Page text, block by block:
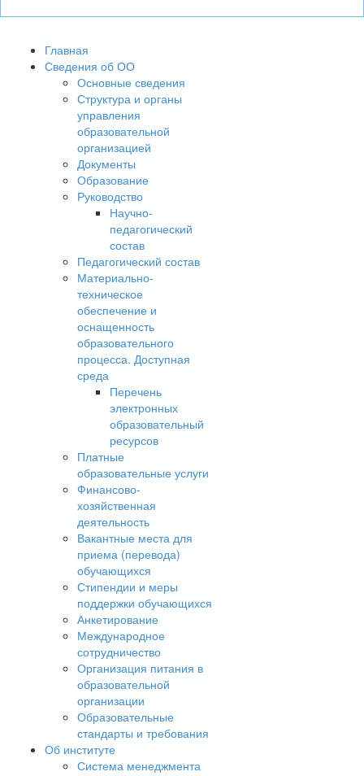
Главная
Сведения об ОО
Основные сведения
Структура и органы
управления
образовательной
организацией
Документы
Образование
Руководство
Научно-
педагогический
состав
Педагогический состав
Материально-
техническое
обеспечение и
оснащенность
образовательного
процесса. Доступная
среда
Перечень
электронных
образовательный
ресурсов
Платные
образовательные услуги
Финансово-
хозяйственная
деятельность
Вакантные места для
приема (перевода)
обучающихся
Стипендии и меры
поддержки обучающихся
Анкетирование
Международное
сотрудничество
Организация питания в
образовательной
организации
Образовательные
стандарты и требования
Об институте
Система менеджмента